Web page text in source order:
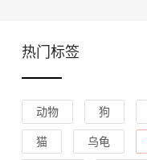
热门标签
动物 狗
猫 乌龟